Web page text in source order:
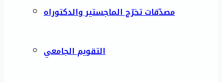
مصدّقات تخرّج الماجستير والدكتوراه
التقويم الجامعي